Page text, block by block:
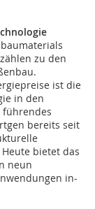
zu den
ist die
in den
führendes
bereits seit
bietet das
neun
in-